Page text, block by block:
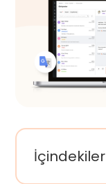
İçindekiler